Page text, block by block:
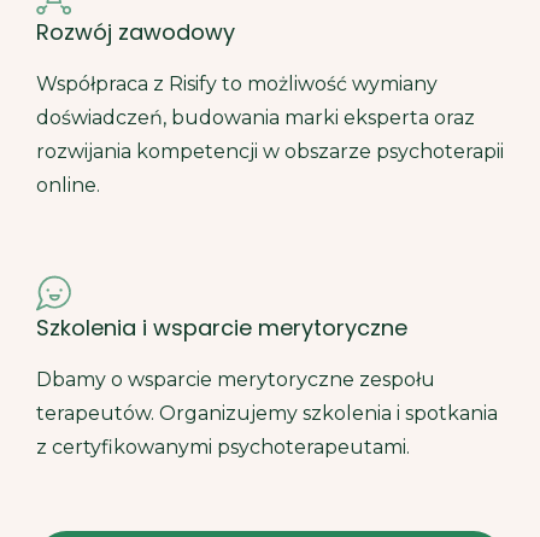
Rozwój zawodowy
Współpraca z Risify to możliwość wymiany
doświadczeń, budowania marki eksperta oraz
rozwijania kompetencji w obszarze psychoterapii
online.
Szkolenia i wsparcie merytoryczne
Dbamy o wsparcie merytoryczne zespołu
terapeutów. Organizujemy szkolenia i spotkania
z certyfikowanymi psychoterapeutami.